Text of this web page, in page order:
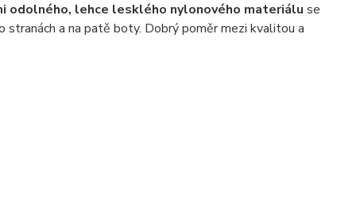
odolného, lehce lesklého nylonového materiálu se
stranách a na patě boty. Dobrý poměr mezi kvalitou a